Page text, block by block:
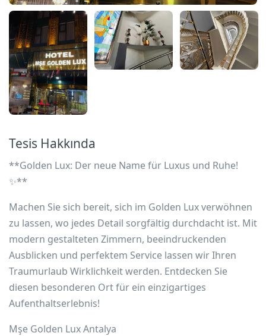
Tesis Hakkında
**Golden Lux: Der neue Name für Luxus und Ruhe!
✨**
Machen Sie sich bereit, sich im Golden Lux verwöhnen
zu lassen, wo jedes Detail sorgfältig durchdacht ist. Mit
modern gestalteten Zimmern, beeindruckenden
Ausblicken und perfektem Service lassen wir Ihren
Traumurlaub Wirklichkeit werden. Entdecken Sie
diesen besonderen Ort für ein einzigartiges
Aufenthaltserlebnis!
Mşe Golden Lux Antalya